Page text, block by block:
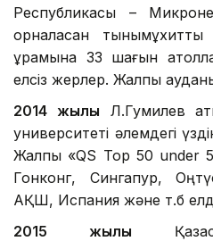
Республикасы –
орналасқан
құрамына 33 шағын
елсіз жерлер. Жалпы
2014 жылы Л.Гумилев
университеті әлемдегі
Жалпы «QS Top 50 under
Гонконг, Сингапур,
АҚШ, Испания және т.б
2015 жылы